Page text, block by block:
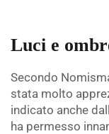
Luci e
Secondo
stata molto
indicato anche
ha permesso